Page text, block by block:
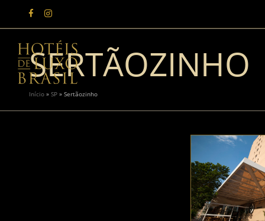
SERTÃOZINHO
Início » SP » Sertãozinho